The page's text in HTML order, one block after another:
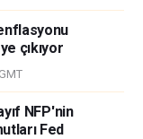
çıkıyor
NFP'nin
Fed